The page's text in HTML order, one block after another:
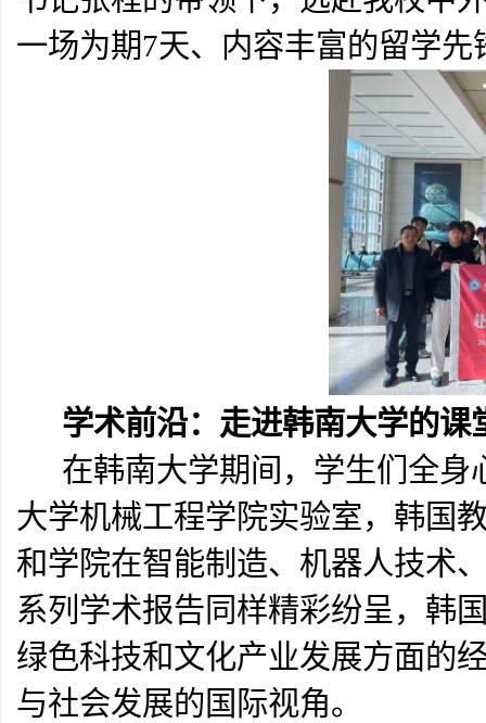
一场为期7天、内容丰富的留学先
学术前沿：走进韩南大学的课
在韩南大学期间，学生们全身
大学机械工程学院实验室，韩国
和学院在智能制造、机器人技术
系列学术报告同样精彩纷呈，韩
绿色科技和文化产业发展方面的
与社会发展的国际视角。